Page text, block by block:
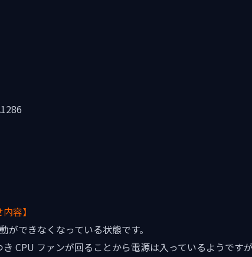
容】
ができなくなっている状態です。
CPU ファンが回ることから電源は入っているようです